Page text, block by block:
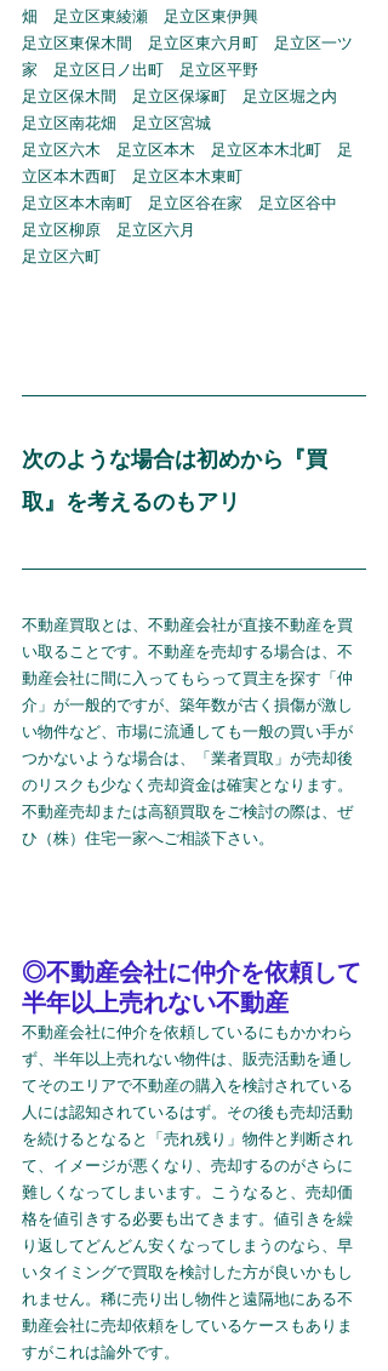
畑　足立区東綾瀬　足立区東伊興
足立区東保木間　足立区東六月町　足立区一ツ
家　足立区日ノ出町　足立区平野
足立区保木間　足立区保塚町　足立区堀之内
足立区南花畑　足立区宮城
足立区六木　足立区本木　足立区本木北町　足
立区本木西町　足立区本木東町
足立区本木南町　足立区谷在家　足立区谷中
足立区柳原　足立区六月
足立区六町
次のような場合は初めから『買
取』を考えるのもアリ
不動産買取とは、不動産会社が直接不動産を買
い取ることです。不動産を売却する場合は、不
動産会社に間に入ってもらって買主を探す「仲
介」が一般的ですが、築年数が古く損傷が激し
い物件など、市場に流通しても一般の買い手が
つかないような場合は、「業者買取」が売却後
のリスクも少なく売却資金は確実となります。
不動産売却または高額買取をご検討の際は、ぜ
ひ（株）住宅一家へご相談下さい。
◎不動産会社に仲介を依頼して
半年以上売れない不動産
不動産会社に仲介を依頼しているにもかかわら
ず、半年以上売れない物件は、販売活動を通し
てそのエリアで不動産の購入を検討されている
人には認知されているはず。その後も売却活動
を続けるとなると「売れ残り」物件と判断され
て、イメージが悪くなり、売却するのがさらに
難しくなってしまいます。こうなると、売却価
格を値引きする必要も出てきます。値引きを繰
り返してどんどん安くなってしまうのなら、早
いタイミングで買取を検討した方が良いかもし
れません。稀に売り出し物件と遠隔地にある不
動産会社に売却依頼をしているケースもありま
すがこれは論外です。